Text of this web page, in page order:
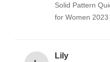
Solid Pattern
for Women
Lily